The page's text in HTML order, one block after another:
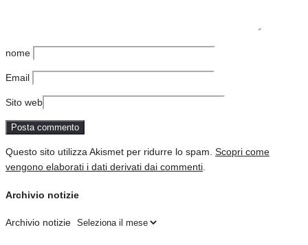
nome
Email
Sito web
Questo sito utilizza Akismet per ridurre lo spam. Scopri come
vengono elaborati i dati derivati dai commenti
Archivio notizie
Archivio notizie